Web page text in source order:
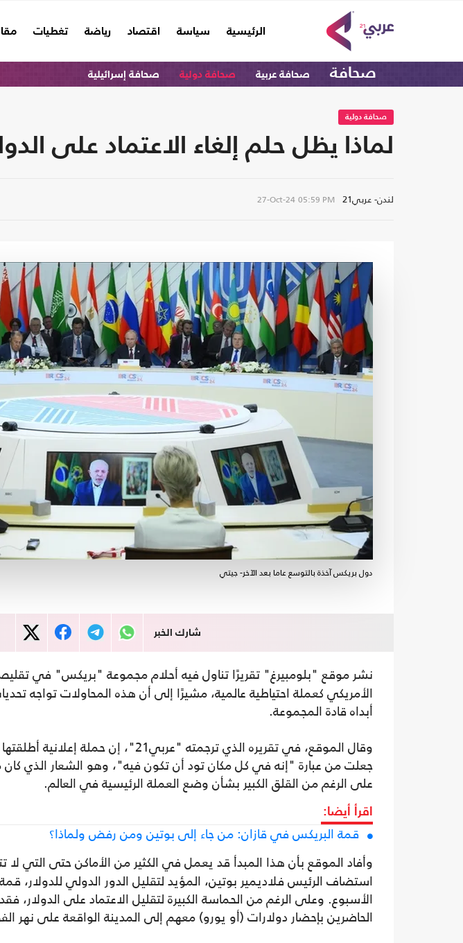
الرئيسية
(current) سياسة اقتصاد رياضة تغطيات
صحافة صحافة عربية صحافة دولية صحافة إسرائيلية
صحافة دولية
لماذا يظل حلم إلغاء الاعتماد على
لندن- عربي21 27-Oct-24 05:59 PM
دول بريكس آخذة بالتوسع عاما بعد الآخر- جيتي
شارك الخبر
نشر موقع "بلومبيرغ" تقريرًا تناول فيه أحلام مجموعة "بريكس" في
الأمريكي كعملة احتياطية عالمية، مشيرًا إلى أن هذه المحاولات تواجه
أبداه قادة المجموعة.
وقال الموقع، في تقريره الذي ترجمته "عربي21"،
جعلت من عبارة "إنه في كل مكان تود أن تكون فيه"، وهو الشعار الذي كان
على الرغم من القلق الكبير بشأن وضع العملة الرئيسية في العالم.
اقرأ أيضا:
قمة البريكس في قازان: من جاء إلى بوتين ومن رفض ولماذا؟
وأفاد الموقع بأن هذا المبدأ قد يعمل في الكثير من الأماكن حتى التي لا
استضاف الرئيس فلاديمير بوتين، المؤيد لتقليل الدور الدولي للدولار،
الأسبوع. وعلى الرغم من الحماسة الكبيرة لتقليل الاعتماد على الدولار،
الحاضرين بإحضار دولارات (أو يورو) معهم إلى المدينة الواقعة على نهر